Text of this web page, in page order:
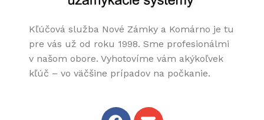
Kľúčová služba Nové Zámky a Komárno je tu
pre vás už od roku 1998. Sme profesionálmi
v našom obore. Vyhotovíme vám akýkoľvek
kľúč – vo väčšine prípadov na počkanie.